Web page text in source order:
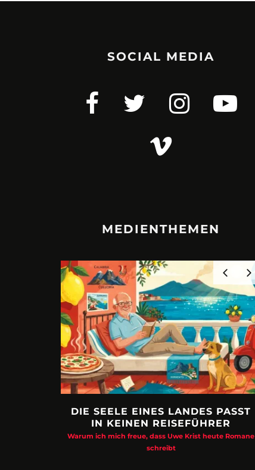
SOCIAL MEDIA
MEDIENTHEMEN
DIE SEELE EINES LANDES PASST
IN KEINEN REISEFÜHRER
Warum ich mich freue, dass Uwe Krist heute Romane
schreibt